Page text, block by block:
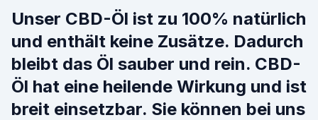
Unser CBD-Öl ist zu 100% natürlich
und enthält keine Zusätze. Dadurch
bleibt das Öl sauber und rein. CBD-
Öl hat eine heilende Wirkung und ist
breit einsetzbar. Sie können bei uns